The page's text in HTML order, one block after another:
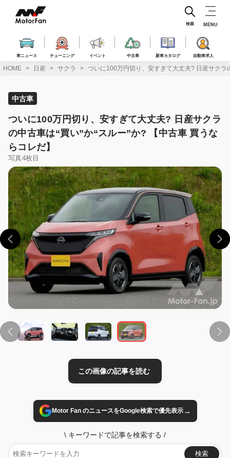
ス
車ニュース チューニング イベント 中古車 新車カタログ 自動車求人
検索 MENU
HOME 日産 サクラ ついに100万円切り、安すぎて大丈夫? 日産サクラ
中古車
ついに100万円切り、安すぎて大丈夫? 日産サクラ
の中古車は“買い”か“スルー”か? 【中古車 買うな
らコレだ】
写真4枚目
この画像の記事を読む
Motor Fan のニュースをGoogle検索で優先表示→
\ キーワードで記事を検索する /
検索